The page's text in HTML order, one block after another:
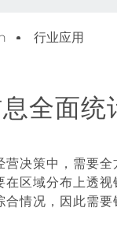
行业应用
全面统
营决策中，需要
在区域分布上透
情况，因此需